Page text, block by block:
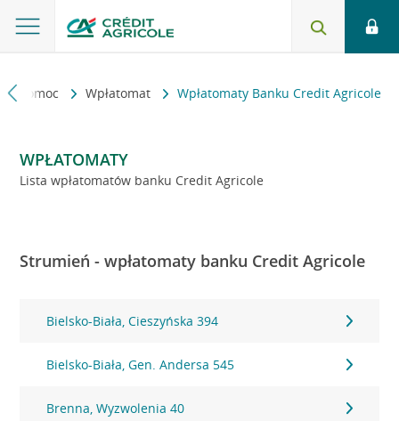
i pomoc Wpłatomat Wpłatomaty Banku Credit Agricole
WPŁATOMATY
Lista wpłatomatów banku Credit Agricole
Strumień - wpłatomaty banku Credit Agricole
Bielsko-Biała, Cieszyńska 394
Bielsko-Biała, Gen. Andersa 545
Brenna, Wyzwolenia 40